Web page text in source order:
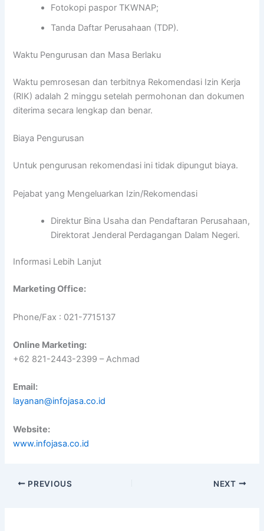
Fotokopi paspor TKWNAP;
Tanda Daftar Perusahaan (TDP).
Waktu Pengurusan dan Masa Berlaku
Waktu pemrosesan dan terbitnya Rekomendasi Izin Kerja
(RIK) adalah 2 minggu setelah permohonan dan dokumen
diterima secara lengkap dan benar.
Biaya Pengurusan
Untuk pengurusan rekomendasi ini tidak dipungut biaya.
Pejabat yang Mengeluarkan Izin/Rekomendasi
Direktur Bina Usaha dan Pendaftaran Perusahaan,
Direktorat Jenderal Perdagangan Dalam Negeri.
Informasi Lebih Lanjut
Marketing Office:
Phone/Fax : 021-7715137
Online Marketing:
+62 821-2443-2399 – Achmad
Email:
layanan@infojasa.co.id
Website:
www.infojasa.co.id
PREVIOUS NEXT